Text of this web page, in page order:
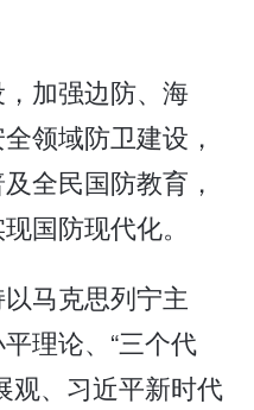
加强边防、海
领域防卫建设，
全民国防教育，
国防现代化。
马克思列宁主
理论、“三个代
观、习近平新时代